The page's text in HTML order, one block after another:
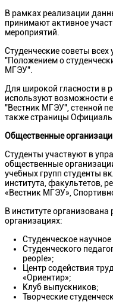
В рамках реализации
принимают активное
мероприятий.
Студенческие советы всех
"Положением о
МГЭУ".
Для широкой гласности в
используют возможности
"Вестник МГЭУ", стенной
также страницы
Общественные
Студенты участвуют в
общественные
учебных групп студенты
института, факультетов,
«Вестник МГЭУ»,
В институте
организациях:
Студенческое
Студенческого
people»;
Центр содействия
«Ориентир»;
Клуб выпускников;
Творческие